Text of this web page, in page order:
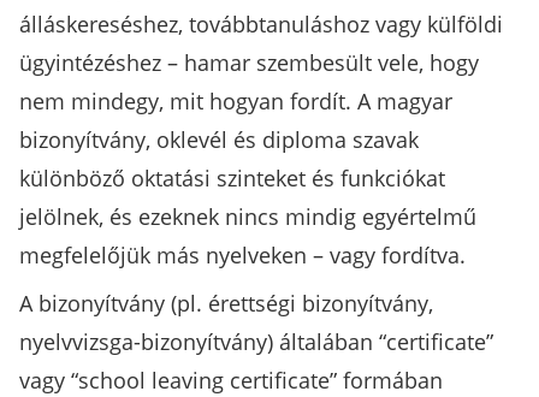
álláskereséshez, továbbtanuláshoz vagy külföldi
ügyintézéshez – hamar szembesült vele, hogy
nem mindegy, mit hogyan fordít. A magyar
bizonyítvány, oklevél és diploma szavak
különböző oktatási szinteket és funkciókat
jelölnek, és ezeknek nincs mindig egyértelmű
megfelelőjük más nyelveken – vagy fordítva.
A bizonyítvány (pl. érettségi bizonyítvány,
nyelvvizsga-bizonyítvány) általában “certificate”
vagy “school leaving certificate” formában